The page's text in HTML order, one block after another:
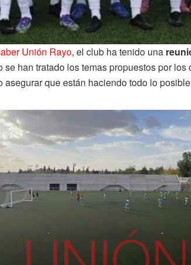
Unión Rayo, el club ha tenido una
han tratado los temas propuestos por
que están haciendo todo lo